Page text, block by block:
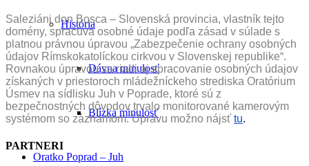
História
Dávna minulosť
Blízka minulosť
Oratko Poprad – Juh
Saleziáni don Bosca – Slovenská provincia, vlastník tejto
domény, spracúva osobné údaje podľa zásad v súlade s
platnou právnou úpravou „Zabezpečenie ochrany osobných
údajov Rímskokatolíckou cirkvou v Slovenskej republike“.
Rovnakou úpravou sa riadi aj spracovanie osobných údajov
získaných v priestoroch mládežníckeho strediska Oratórium
Úsmev na sídlisku Juh v Poprade, ktoré sú z
bezpečnostných dôvodov trvalo monitorované kamerovým
systémom so záznamom. Úpravu možno nájsť tu.
PARTNERI